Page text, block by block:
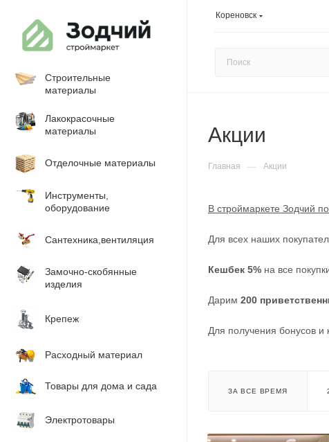
Кореновск
Строительные
материалы
Лакокрасочные
материалы
Отделочные материалы
Инструменты,
оборудование
Сантехника,вентиляция
Замочно-скобянные
изделия
Крепеж
Расходный материал
Товары для дома и сада
Электротовары
Акции
Главная — Акции
В строймаркете Зодчий
Для всех наших
Кешбек 5% на все
Дарим 200
Для получения бонусов и
ЗА ВСЕ ВРЕМЯ